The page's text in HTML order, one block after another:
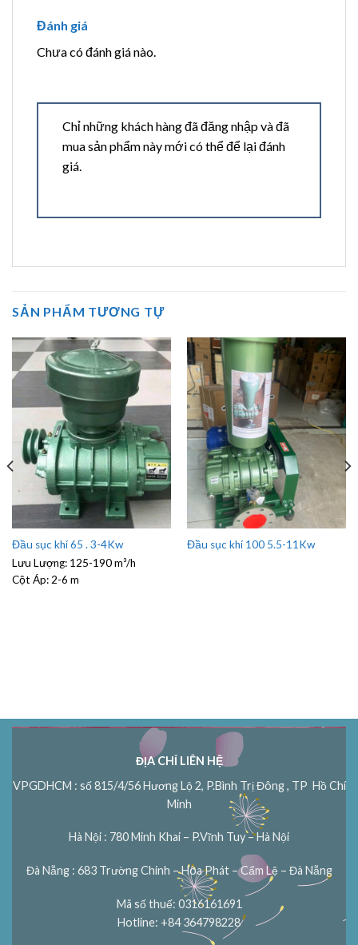
Đánh giá
Chưa có đánh giá nào.
Chỉ những khách hàng đã đăng nhập và đã
mua sản phẩm này mới có thể để lại đánh
giá.
SẢN PHẨM TƯƠNG TỰ
Đầu sục khí 65 . 3-4Kw
Lưu Lượng: 125-190 m³/h
Cột Áp: 2-6 m
Đầu sục khí 100 5.5-11Kw
ĐỊA CHỈ LIÊN HỆ
VPGDHCM : số 815/4/56 Hương Lộ 2, P.Bình Trị Đông , TP Hồ Chí
Minh
Hà Nội : 780 Minh Khai – P.Vĩnh Tuy – Hà Nội
Đà Nẵng : 683 Trường Chinh – Hòa Phát – Cẩm Lệ – Đà Nẵng
Mã số thuế: 0316161691
Hotline: +84 364798228